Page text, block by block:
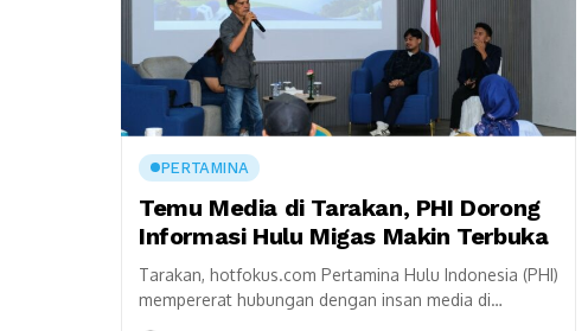
PERTAMINA
Temu Media di Tarakan, PHI Dorong
Informasi Hulu Migas Makin Terbuka
Tarakan, hotfokus.com Pertamina Hulu Indonesia (PHI)
mempererat hubungan dengan insan media di